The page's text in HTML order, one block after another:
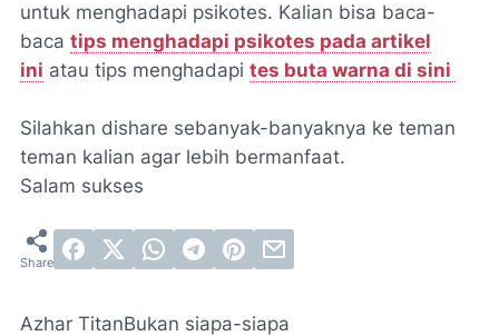
untuk menghadapi psikotes. Kalian bisa baca-
baca tips menghadapi psikotes pada artikel
ini atau tips menghadapi tes buta warna di sini
Silahkan dishare sebanyak-banyaknya ke teman
teman kalian agar lebih bermanfaat.
Salam sukses
Azhar TitanBukan siapa-siapa